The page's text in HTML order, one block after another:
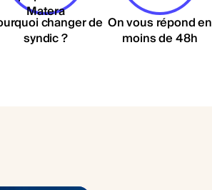
changer de
syndic ?
On vous répond en
moins de 48h